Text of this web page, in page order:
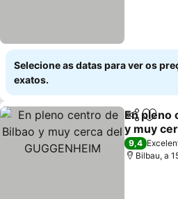
Selecione as datas para ver os
exatos.
Partilhar
En pleno
y muy
9,4
Bilbau, a